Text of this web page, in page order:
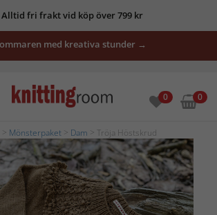
Alltid fri frakt vid köp över 799 kr
med kreativa stunder →
0 0
Mönsterpaket Dam > Tröja Höstskrud